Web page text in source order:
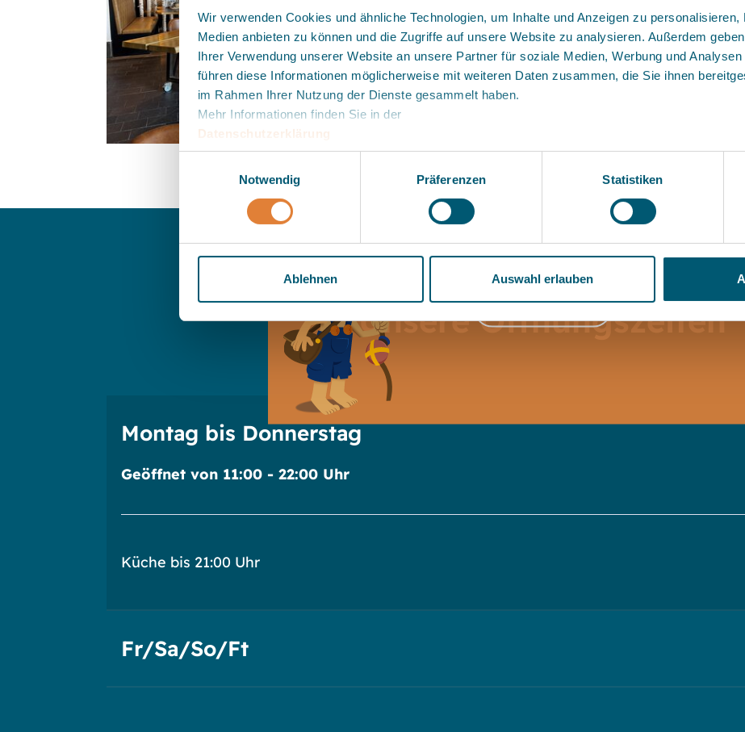
Wir verwenden Cookies und ähnliche Technologien, um Inhalte und Anzeigen zu
Medien anbieten zu können und die Zugriffe auf unsere Website zu analysieren. Außerdem
Ihrer Verwendung unserer Website an unsere Partner für soziale Medien, Werbung und
führen diese Informationen möglicherweise mit weiteren Daten zusammen, die Sie ihnen
im Rahmen Ihrer Nutzung der Dienste gesammelt haben.
Mehr Informationen finden Sie in der
Datenschutzerklärung
.
Notwendig
Präferenzen Statistiken
Ablehnen Auswahl erlauben
zur Webseite
Unsere Öffnungszeiten
Montag bis Donnerstag
Geöffnet von 11:00 - 22:00 Uhr
Küche bis 21:00 Uhr
Fr/Sa/So/Ft